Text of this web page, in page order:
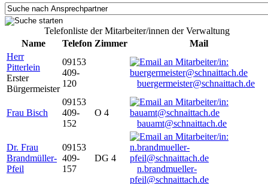
Telefonliste der Mitarbeiter/innen der Verwaltung
Name
Telefon Zimmer
Mail
Herr
Pitterlein
Erster
Bürgermeister
09153
409-
120
buergermeister@schnaittach.de
Frau Bisch
09153
409-
152
O 4
bauamt@schnaittach.de
Dr. Frau
Brandmüller-
Pfeil
09153
409-
157
DG 4
n.brandmueller-
pfeil@schnaittach.de